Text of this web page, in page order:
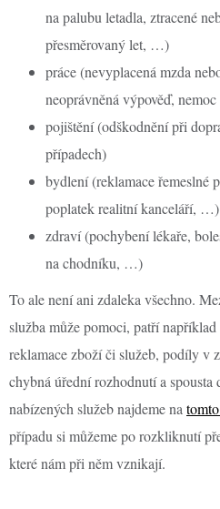
na palubu letadla, ztracené
přesměrovaný let, …)
práce (nevyplacená mzda
neoprávněná výpověď,
pojištění (odškodnění při
případech)
bydlení (reklamace řemeslné
poplatek realitní kanceláří, …)
zdraví (pochybení lékaře,
na chodníku, …)
To ale není ani zdaleka všechno.
služba může pomoci, patří
reklamace zboží či služeb, podíly v
chybná úřední rozhodnutí a spousta
nabízených služeb najdeme na
případu si můžeme po rozkliknutí
které nám při něm vznikají.